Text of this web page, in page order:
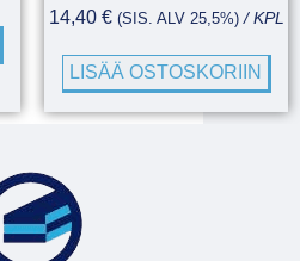
14,40 € (SIS. ALV 25,5%)/ KPL
LISÄÄ OSTOSKORIIN